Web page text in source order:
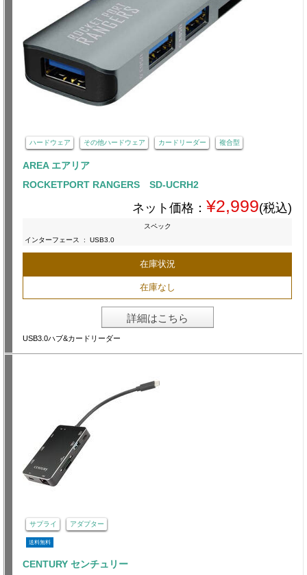
ハードウェア その他ハードウェア カードリーダー 複合型
AREA エアリア
ROCKETPORT RANGERS SD-UCRH2
ネット価格： ¥2,999(税込)
スペック
インターフェース
: USB3.0
在庫状況
在庫なし
詳細はこちら
USB3.0ハブ&カードリーダー
サプライ アダプター
送料無料
CENTURY センチュリー